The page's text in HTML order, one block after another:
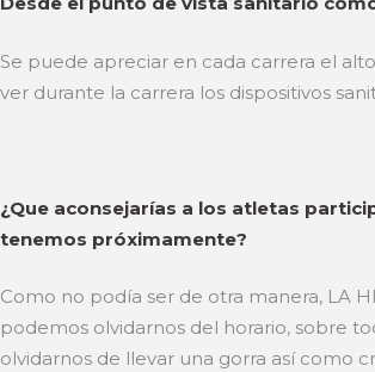
Se puede apreciar en cada carrera el
ver durante la carrera los dispositivos
¿Que aconsejarías a los atletas
tenemos próximamente?
Como no podía ser de otra manera, LA
podemos olvidarnos del horario, sobre
olvidarnos de llevar una gorra así como